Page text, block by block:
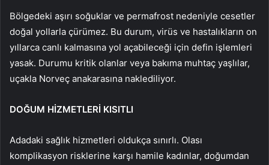
Bölgedeki aşırı soğuklar ve permafrost nedeniyle cesetler
doğal yollarla çürümez. Bu durum, virüs ve hastalıkların on
yıllarca canlı kalmasına yol açabileceği için defin işlemleri
yasak. Durumu kritik olanlar veya bakıma muhtaç yaşlılar,
uçakla Norveç anakarasına naklediliyor.
DOĞUM HİZMETLERİ KISITLI
Adadaki sağlık hizmetleri oldukça sınırlı. Olası
komplikasyon risklerine karşı hamile kadınlar, doğumdan